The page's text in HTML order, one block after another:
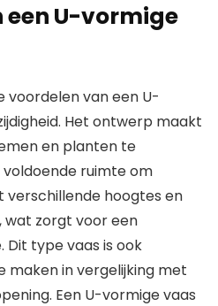
U-vormige
voordelen van een U-
Het ontwerp maakt
en planten te
ruimte om
hoogtes en
wat zorgt voor een
type vaas is ook
maken in vergelijking met
Een U-vormige vaas